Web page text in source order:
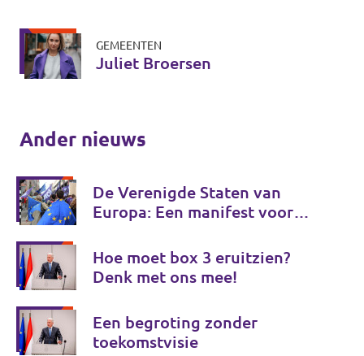
GEMEENTEN
Juliet Broersen
Ander nieuws
De Verenigde Staten van
Europa: Een manifest voor
Hoe moet box 3 eruitzien?
Denk met ons mee!
Een begroting zonder
toekomstvisie